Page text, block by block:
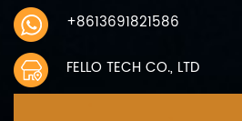
+8613691821586
FELLO TECH CO., LTD